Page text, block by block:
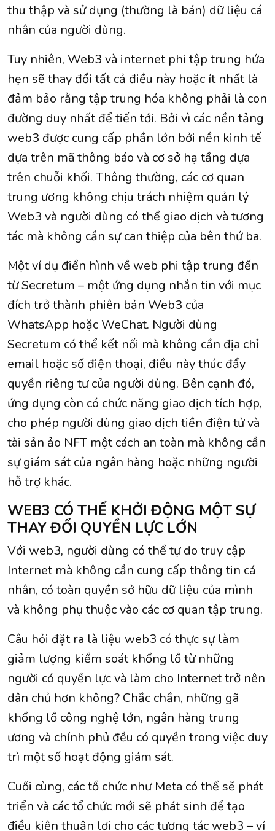
thu thập và sử dụng (thường là bán) dữ liệu cá
nhân của người dùng.
Tuy nhiên, Web3 và internet phi tập trung hứa
hẹn sẽ thay đổi tất cả điều này hoặc ít nhất là
đảm bảo rằng tập trung hóa không phải là con
đường duy nhất để tiến tới. Bởi vì các nền tảng
web3 được cung cấp phần lớn bởi nền kinh tế
dựa trên mã thông báo và cơ sở hạ tầng dựa
trên chuỗi khối. Thông thường, các cơ quan
trung ương không chịu trách nhiệm quản lý
Web3 và người dùng có thể giao dịch và tương
tác mà không cần sự can thiệp của bên thứ ba.
Một ví dụ điển hình về web phi tập trung đến
từ Secretum – một ứng dụng nhắn tin với mục
đích trở thành phiên bản Web3 của
WhatsApp hoặc WeChat. Người dùng
Secretum có thể kết nối mà không cần địa chỉ
email hoặc số điện thoại, điều này thúc đẩy
quyền riêng tư của người dùng. Bên cạnh đó,
ứng dụng còn có chức năng giao dịch tích hợp,
cho phép người dùng giao dịch tiền điện tử và
tài sản ảo NFT một cách an toàn mà không cần
sự giám sát của ngân hàng hoặc những người
hỗ trợ khác.
WEB3 CÓ THỂ KHỞI ĐỘNG MỘT SỰ
THAY ĐỔI QUYỀN LỰC LỚN
Với web3, người dùng có thể tự do truy cập
Internet mà không cần cung cấp thông tin cá
nhân, có toàn quyền sở hữu dữ liệu của mình
và không phụ thuộc vào các cơ quan tập trung.
Câu hỏi đặt ra là liệu web3 có thực sự làm
giảm lượng kiểm soát khổng lồ từ những
người có quyền lực và làm cho Internet trở nên
dân chủ hơn không? Chắc chắn, những gã
khổng lồ công nghệ lớn, ngân hàng trung
ương và chính phủ đều có quyền trong việc duy
trì một số hoạt động giám sát.
Cuối cùng, các tổ chức như Meta có thể sẽ phát
triển và các tổ chức mới sẽ phát sinh để tạo
điều kiện thuận lợi cho các tương tác web3 – ví